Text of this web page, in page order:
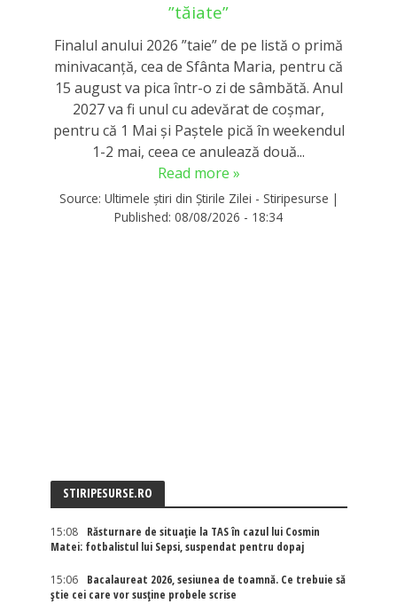
”tăiate”
Finalul anului 2026 ”taie” de pe listă o primă
minivacanță, cea de Sfânta Maria, pentru că
15 august va pica într-o zi de sâmbătă. Anul
2027 va fi unul cu adevărat de coșmar,
pentru că 1 Mai și Paștele pică în weekendul
1-2 mai, ceea ce anulează două...
Read more »
Source: Ultimele știri din Știrile Zilei - Stiripesurse |
Published: 08/08/2026 - 18:34
STIRIPESURSE.RO
15:08
Răsturnare de situație la TAS în cazul lui Cosmin
Matei: fotbalistul lui Sepsi, suspendat pentru dopaj
15:06
Bacalaureat 2026, sesiunea de toamnă. Ce trebuie să
știe cei care vor susține probele scrise